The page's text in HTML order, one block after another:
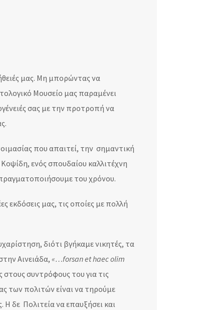
μας. Μη μπορώντας να
Μουσείο μας παραμένει
σας με την προτροπή να
που απαιτεί, την σημαντική
ενός σπουδαίου καλλιτέχνη
του χρόνου.
εκδόσεις μας, τις οποίες με πολλή
διότι βγήκαμε νικητές, τα
Αινειάδα, «…forsan et haec olim
συντρόφους του για τις
των πολιτών είναι να τηρούμε
δε Πολιτεία να επαυξήσει και